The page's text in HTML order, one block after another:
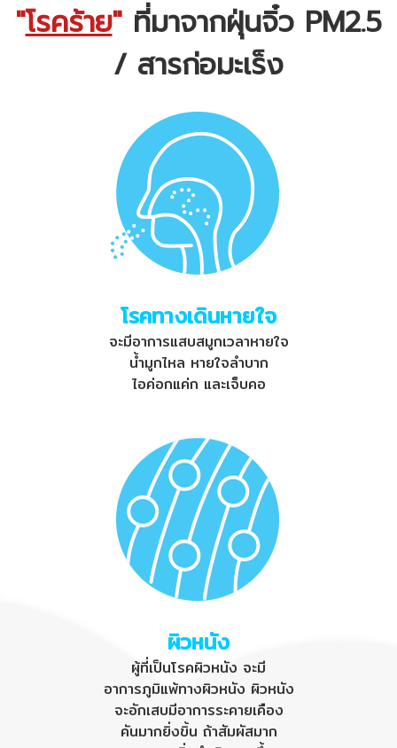
"โรคร้าย"ที่มาจากฝุ่นจิ๋ว PM2.5
/ สารก่อมะเร็ง
โรคทางเดินหายใจ
จะมีอาการแสบสมูกเวลาหายใจ
น้ำมูกไหล หายใจลำบาก
ไอค่อกแค่ก และเจ็บคอ
ผิวหนัง
ผู้ที่เป็นโรคผิวหนัง จะมี
อาการภูมิแพ้ทางผิวหนัง ผิวหนัง
จะอักเสบมีอาการระคายเคือง
คันมากยิ่งขิ้น ถ้าสัมผัสมาก